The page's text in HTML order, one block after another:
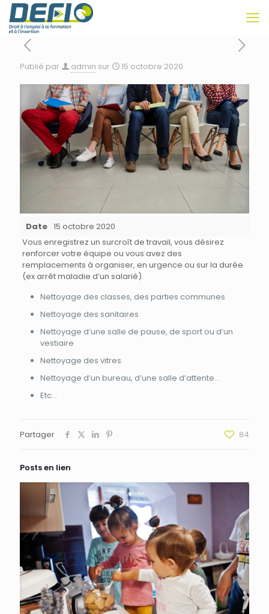
Publié par admin sur 15 octobre 2020
Date 15 octobre 2020
Vous enregistrez un surcroît de travail, vous désirez
renforcer votre équipe ou vous avez des
remplacements à organiser, en urgence ou sur la durée
(ex arrêt maladie d’un salarié).
Nettoyage des classes, des parties communes
Nettoyage des sanitaires
Nettoyage d’une salle de pause, de sport ou d’un
vestiaire
Nettoyage des vitres
Nettoyage d’un bureau, d’une salle d’attente…
Etc…
Partager 84
Posts en lien